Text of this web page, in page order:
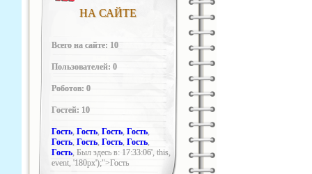
НА САЙТЕ
Всего на сайте: 10
Пользователей: 0
Роботов: 0
Гостей: 10
Гость Гость Гость Гость
Гость Гость Гость Гость
Гость Был здесь в: 17:33:06', this,
event, '180px');">Гость